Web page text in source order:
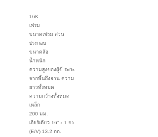
16K
เฟรม
ขนาดเฟรม ส่วน
ประกอบ
ขนาดล้อ
น้ำหนัก
ความสูงของผู้ขี่ ระยะ
จากพื้นถึงอาน ความ
ยาวทั้งหมด
ความกว้างทั้งหมด
เหล็ก
200 มม.
เกียร์เดียว 16” x 1.95
(E/V) 13.2 กก.